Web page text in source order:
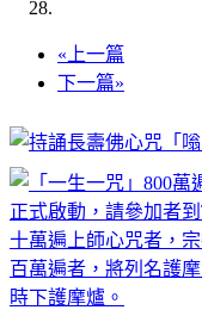
« 上一篇
下一篇»